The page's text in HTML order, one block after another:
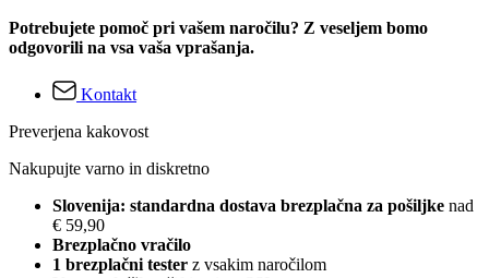
Potrebujete pomoč pri vašem naročilu? Z veseljem bomo
odgovorili na vsa vaša vprašanja.
Kontakt
Preverjena kakovost
Nakupujte varno in diskretno
Slovenija: standardna dostava brezplačna za pošiljke nad
€ 59,90
Brezplačno vračilo
1 brezplačni tester z vsakim naročilom